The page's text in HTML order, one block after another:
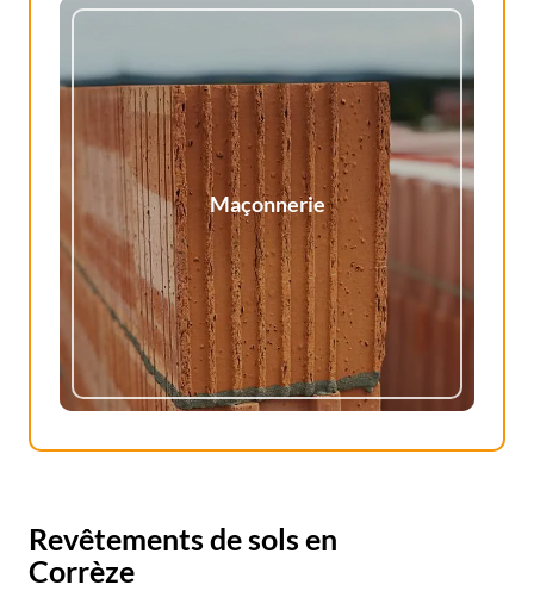
Maçonnerie
Revêtements de sols en
Corrèze